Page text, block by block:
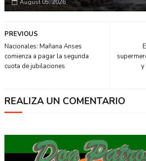
August 05, 2026
y
PREVIOUS
Nacionales: Mañana Anses
comienza a pagar la segunda
cuota de jubilaciones
REALIZA UN COMENTARIO